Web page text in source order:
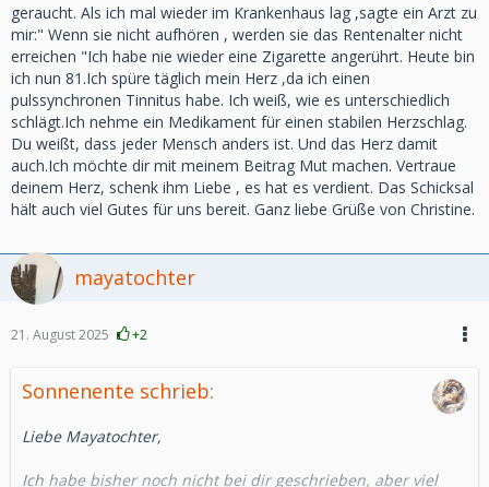
geraucht. Als ich mal wieder im Krankenhaus lag ,sagte ein Arzt zu
mir:" Wenn sie nicht aufhören , werden sie das Rentenalter nicht
erreichen "Ich habe nie wieder eine Zigarette angerührt. Heute bin
ich nun 81.Ich spüre täglich mein Herz ,da ich einen
pulssynchronen Tinnitus habe. Ich weiß, wie es unterschiedlich
schlägt.Ich nehme ein Medikament für einen stabilen Herzschlag.
Du weißt, dass jeder Mensch anders ist. Und das Herz damit
auch.Ich möchte dir mit meinem Beitrag Mut machen. Vertraue
deinem Herz, schenk ihm Liebe , es hat es verdient. Das Schicksal
hält auch viel Gutes für uns bereit. Ganz liebe Grüße von Christine.
mayatochter
21. August 2025 +2
Sonnenente schrieb:
Liebe Mayatochter,
Ich habe bisher noch nicht bei dir geschrieben, aber viel